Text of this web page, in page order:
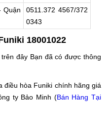
Quận
0511.372 4567/372
0343
18001022
đây Bạn đã có được thông
điều hòa Funiki chính hãng giá
ty Bảo Minh (Bán Hàng Tại